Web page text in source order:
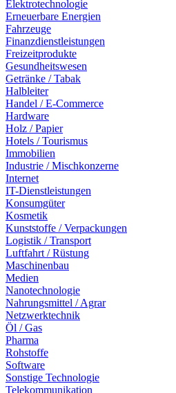
Elektrotechnologie
Erneuerbare Energien
Fahrzeuge
Finanzdienstleistungen
Freizeitprodukte
Gesundheitswesen
Getränke / Tabak
Halbleiter
Handel / E-Commerce
Hardware
Holz / Papier
Hotels / Tourismus
Immobilien
Industrie / Mischkonzerne
Internet
IT-Dienstleistungen
Konsumgüter
Kosmetik
Kunststoffe / Verpackungen
Logistik / Transport
Luftfahrt / Rüstung
Maschinenbau
Medien
Nanotechnologie
Nahrungsmittel / Agrar
Netzwerktechnik
Öl / Gas
Pharma
Rohstoffe
Software
Sonstige Technologie
Telekommunikation